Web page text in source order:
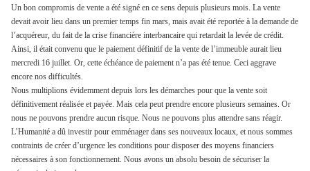
Un bon compromis de vente a été signé en ce sens depuis plusieurs mois. La vente
devait avoir lieu dans un premier temps fin mars, mais avait été reportée à la demande de
l’acquéreur, du fait de la crise financière interbancaire qui retardait la levée de crédit.
Ainsi, il était convenu que le paiement définitif de la vente de l’immeuble aurait lieu
mercredi 16 juillet. Or, cette échéance de paiement n’a pas été tenue. Ceci aggrave
encore nos difficultés.
Nous multiplions évidemment depuis lors les démarches pour que la vente soit
définitivement réalisée et payée. Mais cela peut prendre encore plusieurs semaines. Or
nous ne pouvons prendre aucun risque. Nous ne pouvons plus attendre sans réagir.
L’Humanité a dû investir pour emménager dans ses nouveaux locaux, et nous sommes
contraints de créer d’urgence les conditions pour disposer des moyens financiers
nécessaires à son fonctionnement. Nous avons un absolu besoin de sécuriser la